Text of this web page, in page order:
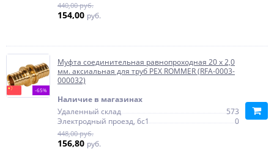
440,00 руб.
154,00 руб.
-65%
Муфта соединительная равнопроходная 20 х 2,0
мм. аксиальная для труб PEX ROMMER (RFA-0003-
000032)
Наличие в магазинах
Удаленный склад
573
Электродный проезд, 6с1
0
448,00 руб.
156,80 руб.